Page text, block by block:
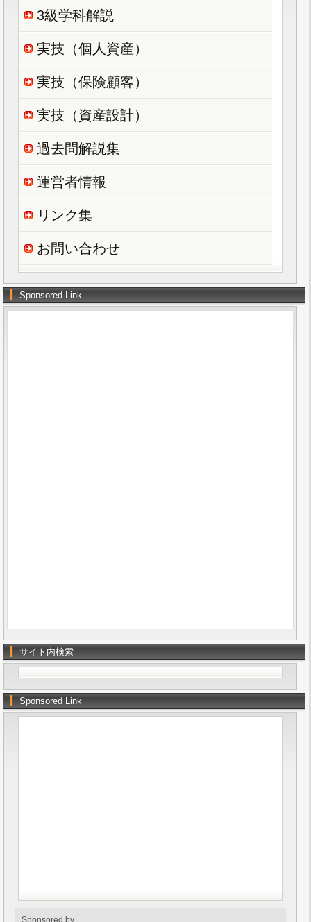
3級学科解説
実技（個人資産）
実技（保険顧客）
実技（資産設計）
過去問解説集
運営者情報
リンク集
お問い合わせ
Sponsored Link
サイト内検索
Sponsored Link
Sponsored by